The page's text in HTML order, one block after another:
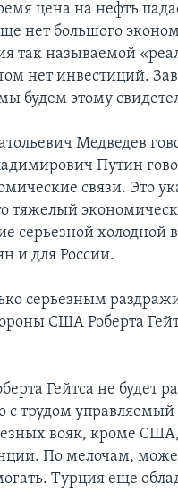
цена на нефть
нет большого
так называемой
нет инвестиций.
будем этому
Медведев
Путин
связи. Это
тяжелый
серьезной холодной
и для России.
серьезным
США Роберта
Гейтса не будет
с трудом
вояк, кроме
По мелочам,
Турция еще